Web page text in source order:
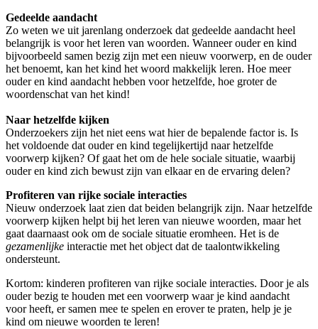
Gedeelde aandacht
Zo weten we uit jarenlang onderzoek dat gedeelde aandacht heel
belangrijk is voor het leren van woorden. Wanneer ouder en kind
bijvoorbeeld samen bezig zijn met een nieuw voorwerp, en de ouder
het benoemt, kan het kind het woord makkelijk leren. Hoe meer
ouder en kind aandacht hebben voor hetzelfde, hoe groter de
woordenschat van het kind!
Naar hetzelfde kijken
Onderzoekers zijn het niet eens wat hier de bepalende factor is. Is
het voldoende dat ouder en kind tegelijkertijd naar hetzelfde
voorwerp kijken? Of gaat het om de hele sociale situatie, waarbij
ouder en kind zich bewust zijn van elkaar en de ervaring delen?
Profiteren van rijke sociale interacties
Nieuw onderzoek laat zien dat beiden belangrijk zijn. Naar hetzelfde
voorwerp kijken helpt bij het leren van nieuwe woorden, maar het
gaat daarnaast ook om de sociale situatie eromheen. Het is de
gezamenlijke interactie met het object dat de taalontwikkeling
ondersteunt.
Kortom: kinderen profiteren van rijke sociale interacties. Door je als
ouder bezig te houden met een voorwerp waar je kind aandacht
voor heeft, er samen mee te spelen en erover te praten, help je je
kind om nieuwe woorden te leren!